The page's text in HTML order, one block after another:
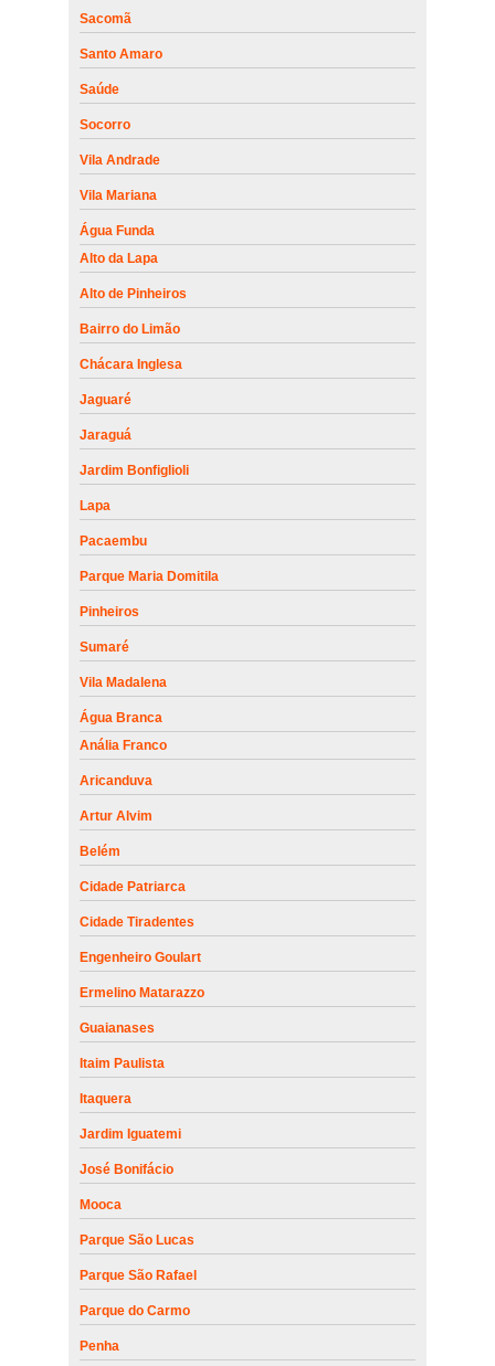
Sacomã
Santo Amaro
Saúde
Socorro
Vila Andrade
Vila Mariana
Água Funda
Alto da Lapa
Alto de Pinheiros
Bairro do Limão
Chácara Inglesa
Jaguaré
Jaraguá
Jardim Bonfiglioli
Lapa
Pacaembu
Parque Maria Domitila
Pinheiros
Sumaré
Vila Madalena
Água Branca
Anália Franco
Aricanduva
Artur Alvim
Belém
Cidade Patriarca
Cidade Tiradentes
Engenheiro Goulart
Ermelino Matarazzo
Guaianases
Itaim Paulista
Itaquera
Jardim Iguatemi
José Bonifácio
Mooca
Parque São Lucas
Parque São Rafael
Parque do Carmo
Penha